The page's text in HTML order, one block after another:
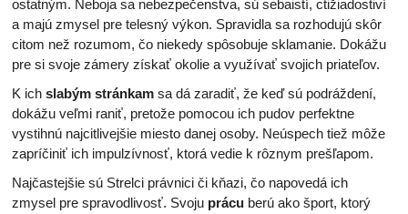
ostatným. Neboja sa nebezpečenstva, sú sebaistí, ctižiadostiví
a majú zmysel pre telesný výkon. Spravidla sa rozhodujú skôr
citom než rozumom, čo niekedy spôsobuje sklamanie. Dokážu
pre si svoje zámery získať okolie a využívať svojich priateľov.
K ich slabým stránkam sa dá zaradiť, že keď sú podráždení,
dokážu veľmi raniť, pretože pomocou ich pudov perfektne
vystihnú najcitlivejšie miesto danej osoby. Neúspech tiež môže
zapríčiniť ich impulzívnosť, ktorá vedie k rôznym prešľapom.
Najčastejšie sú Strelci právnici či kňazi, čo napovedá ich
zmysel pre spravodlivosť. Svoju prácu berú ako šport, ktorý